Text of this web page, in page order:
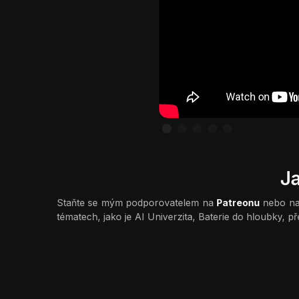
Staňte se mým podporovatelem na Patreonu nebo na
tématech, jako je AI Univerzita, Baterie do hloubky,